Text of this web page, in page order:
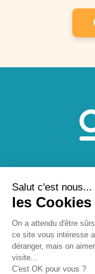
Salut c'est nous...
les Cookies
On a attendu d'être
ce site vous intéresse
déranger, mais on
visite...
C'est OK pour vous ?